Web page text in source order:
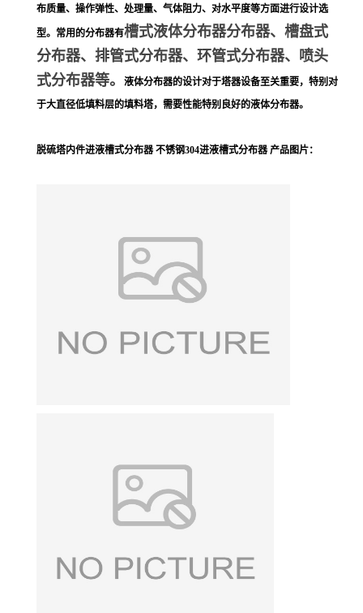
布质量、操作弹性、处理量、气体阻力、对水平度等方面进行设计选
型。常用的分布器有槽式液体分布器分布器、槽盘式
分布器、排管式分布器、环管式分布器、喷头
式分布器等。
液体分布器的设计对于塔器设备至关重要，特别对
于大直径低填料层的填料塔，需要性能特别良好的液体分布器。
脱硫塔内件进液槽式分布器 不锈钢304进液槽式分布器 产品图片：